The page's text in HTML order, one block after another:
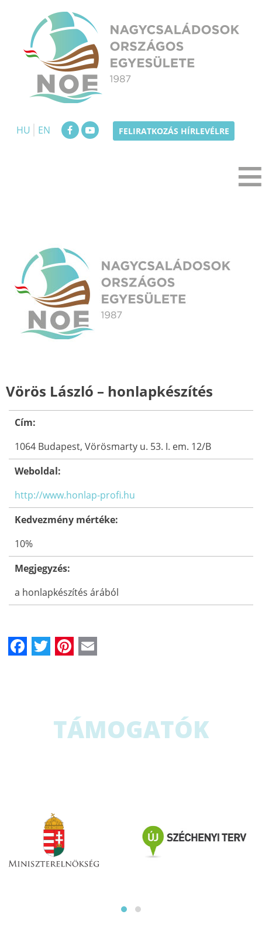
content
HU
EN FELIRATKOZÁS HÍRLEVÉLRE
Vörös László – honlapkészítés
Cím:
1064 Budapest, Vörösmarty u. 53. I. em. 12/B
Weboldal:
http://www.honlap-profi.hu
Kedvezmény mértéke:
10%
Megjegyzés:
a honlapkészítés árából
Facebook
TwitterPinterest
TÁMOGATÓK